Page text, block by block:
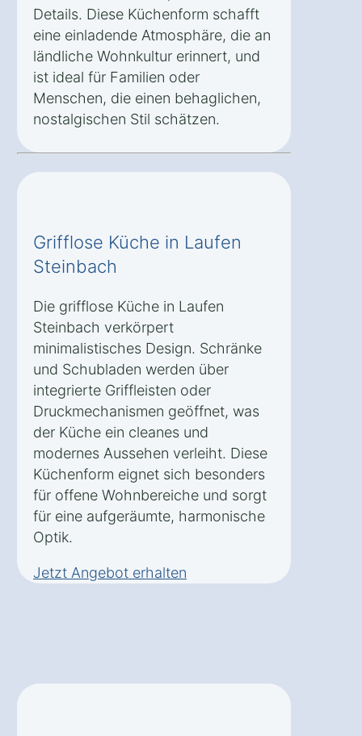
Details. Diese Küchenform schafft
eine einladende Atmosphäre, die an
ländliche Wohnkultur erinnert, und
ist ideal für Familien oder
Menschen, die einen behaglichen,
nostalgischen Stil schätzen.
Grifflose Küche in Laufen
Steinbach
Die grifflose Küche in Laufen
Steinbach verkörpert
minimalistisches Design. Schränke
und Schubladen werden über
integrierte Griffleisten oder
Druckmechanismen geöffnet, was
der Küche ein cleanes und
modernes Aussehen verleiht. Diese
Küchenform eignet sich besonders
für offene Wohnbereiche und sorgt
für eine aufgeräumte, harmonische
Optik.
Jetzt Angebot erhalten